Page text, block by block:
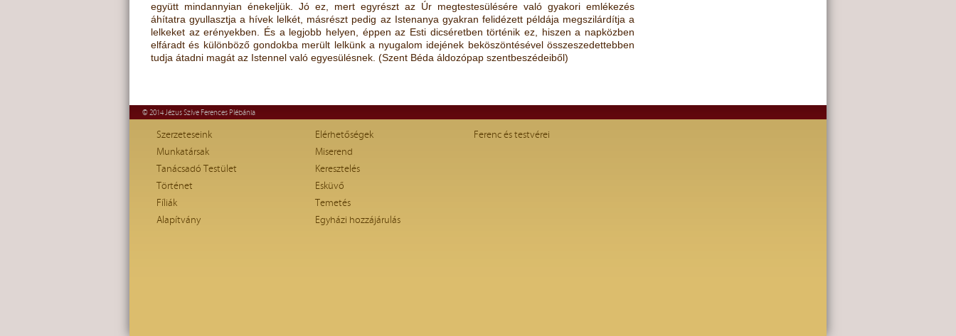
együtt mindannyian énekeljük. Jó ez, mert egyrészt az Úr megtestesülésére való gyakori emlékezés
áhítatra gyullasztja a hívek lelkét, másrészt pedig az Istenanya gyakran felidézett példája megszilárdítja a
lelkeket az erényekben. És a legjobb helyen, éppen az Esti dicséretben történik ez, hiszen a napközben
elfáradt és különböző gondokba merült lelkünk a nyugalom idejének beköszöntésével összeszedettebben
tudja átadni magát az Istennel való egyesülésnek. (Szent Béda áldozópap szentbeszédeiből)
© 2014 Jézus Szíve Ferences Plébánia
Szerzeteseink
Munkatársak
Tanácsadó Testület
Történet
Fíliák
Alapítvány
Elérhetőségek
Miserend
Keresztelés
Esküvő
Temetés
Egyházi hozzájárulás
Ferenc és testvérei